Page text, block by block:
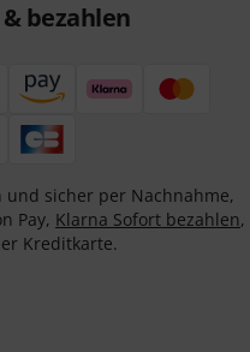
bezahlen
und sicher per Nachnahme,
Pay, Klarna Sofort bezahlen,
Kreditkarte.